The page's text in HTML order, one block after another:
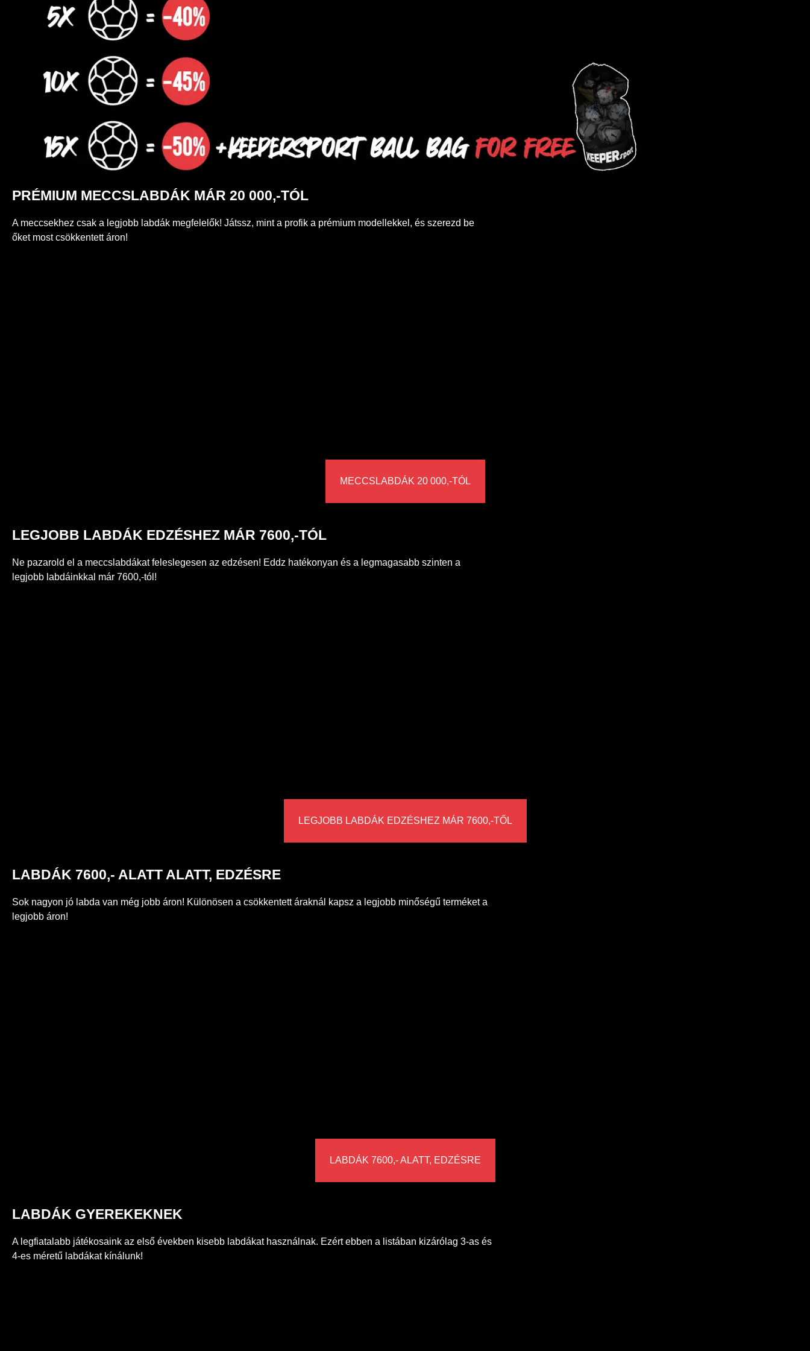
PRÉMIUM MECCSLABDÁK MÁR 20 000,-TÓL
A meccsekhez csak a legjobb labdák megfelelők! Játssz, mint a profik a prémium modellekkel, és szerezd be
őket most csökkentett áron!
MECCSLABDÁK 20 000,-TÓL
LEGJOBB LABDÁK EDZÉSHEZ MÁR 7600,-TÓL
Ne pazarold el a meccslabdákat feleslegesen az edzésen! Eddz hatékonyan és a legmagasabb szinten a
legjobb labdáinkkal már 7600,-tól!
LEGJOBB LABDÁK EDZÉSHEZ MÁR 7600,-TŐL
LABDÁK 7600,- ALATT ALATT, EDZÉSRE
Sok nagyon jó labda van még jobb áron! Különösen a csökkentett áraknál kapsz a legjobb minőségű terméket a
legjobb áron!
LABDÁK 7600,- ALATT, EDZÉSRE
LABDÁK GYEREKEKNEK
A legfiatalabb játékosaink az első években kisebb labdákat használnak. Ezért ebben a listában kizárólag 3-as és
4-es méretű labdákat kínálunk!